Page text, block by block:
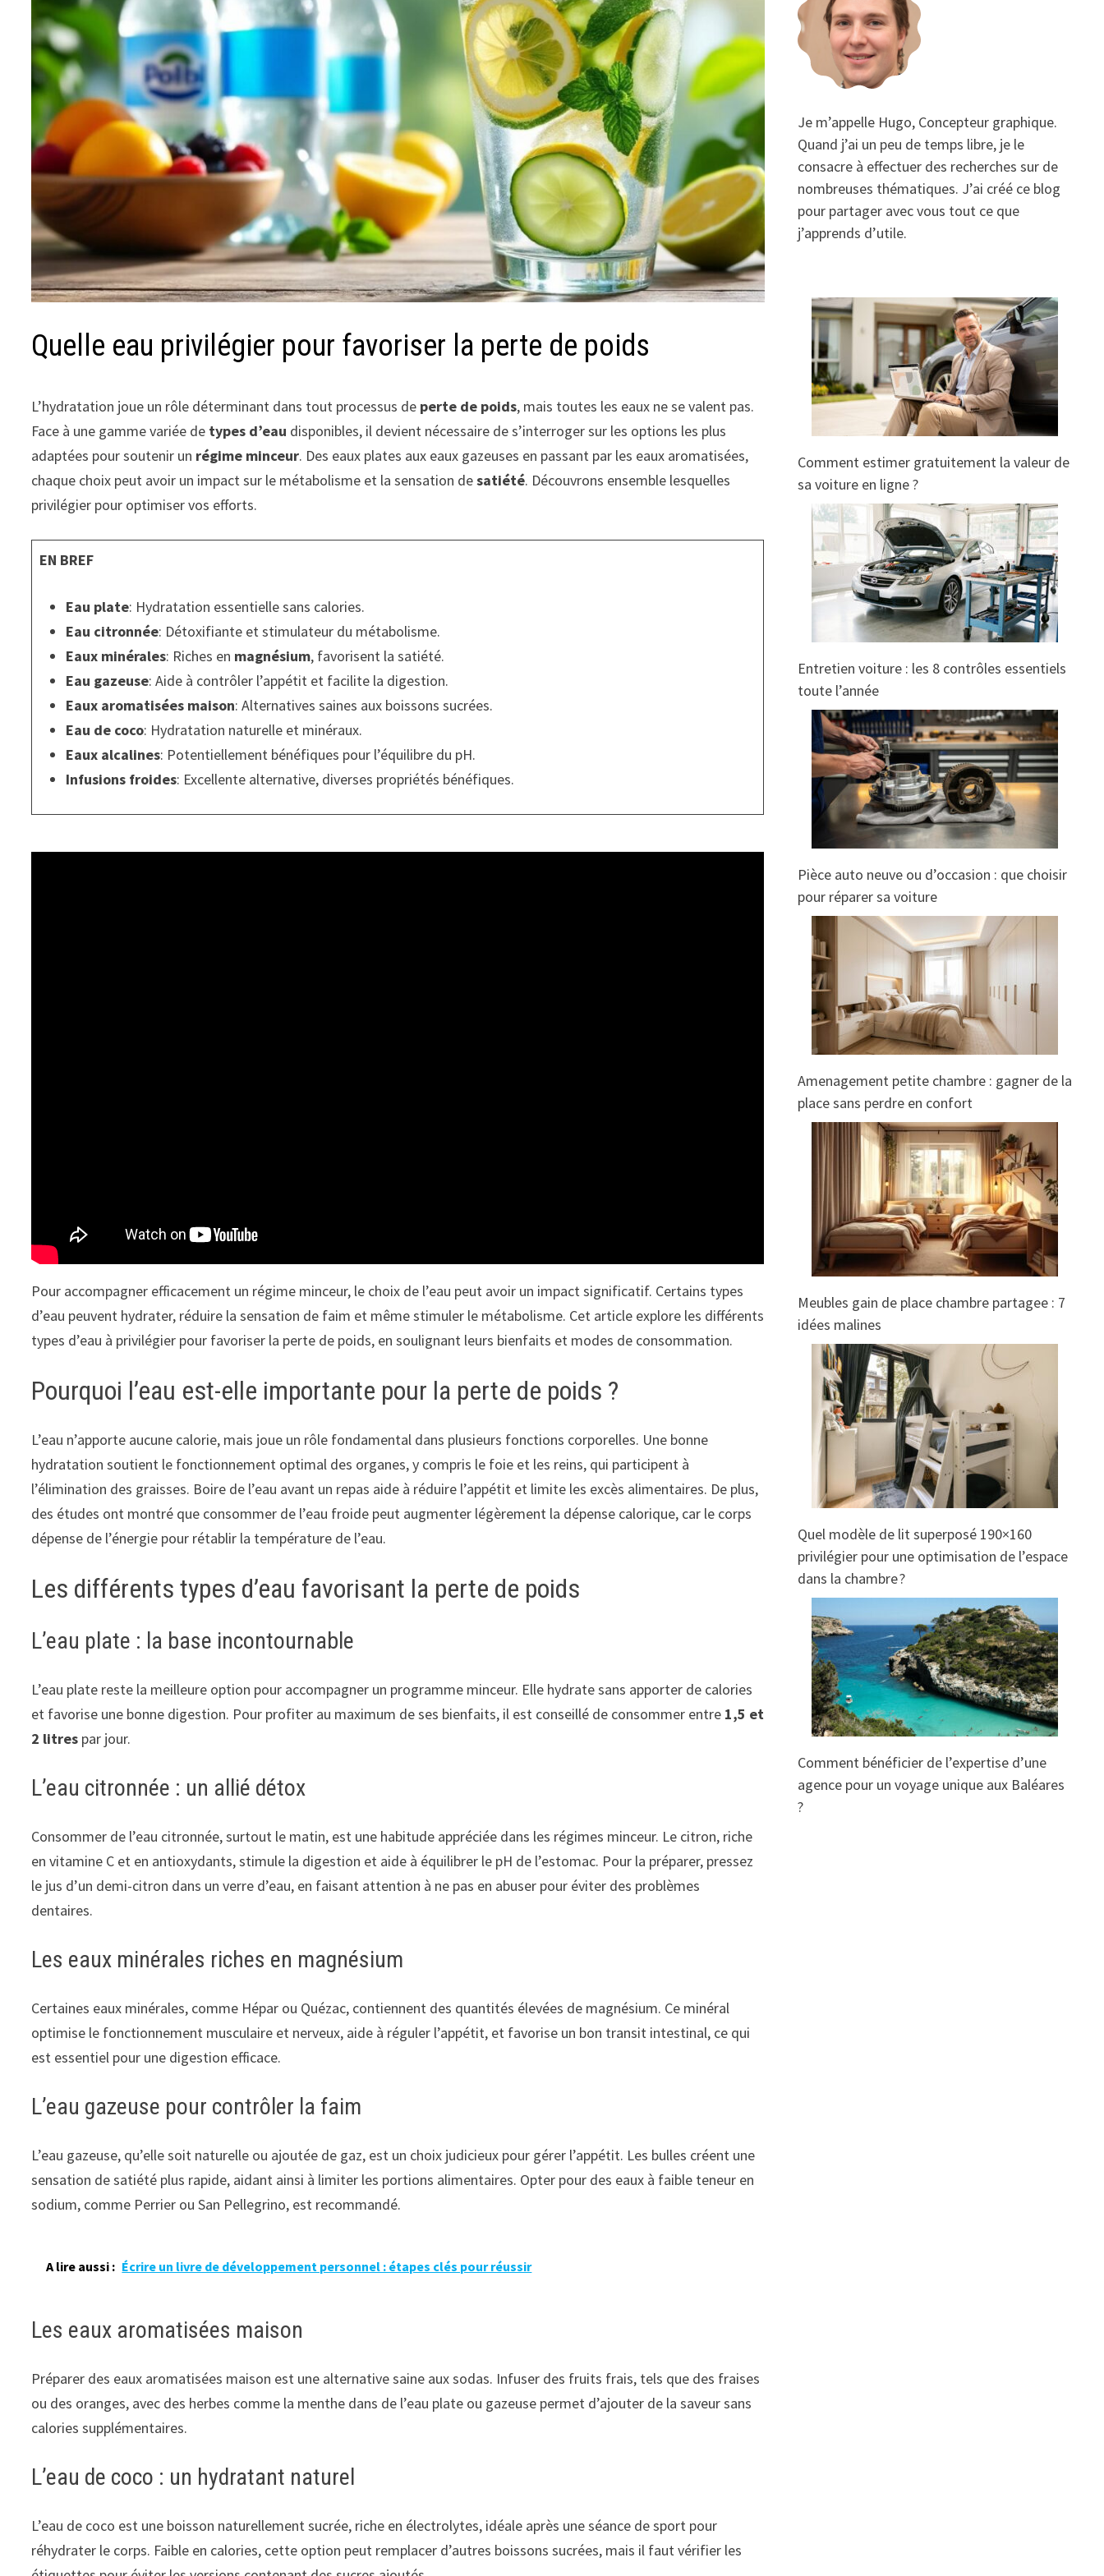
Quelle eau privilégier pour favoriser la perte de poids
L’hydratation joue un rôle déterminant dans tout processus de perte de poids, mais toutes les eaux ne se valent pas.
Face à une gamme variée de types d’eau disponibles, il devient nécessaire de s’interroger sur les options les plus
adaptées pour soutenir un régime minceur. Des eaux plates aux eaux gazeuses en passant par les eaux aromatisées,
chaque choix peut avoir un impact sur le métabolisme et la sensation desatiété. Découvrons ensemble lesquelles
privilégier pour optimiser vos efforts.
EN BREF
Eau plate: Hydratation essentielle sans calories.
Eau citronnée: Détoxifiante et stimulateur du métabolisme.
Eaux minérales: Riches en magnésium, favorisent la satiété.
Eau gazeuse: Aide à contrôler l’appétit et facilite la digestion.
Eaux aromatisées maison: Alternatives saines aux boissons sucrées.
Eau de coco: Hydratation naturelle et minéraux.
Eaux alcalines: Potentiellement bénéfiques pour l’équilibre du pH.
Infusions froides: Excellente alternative, diverses propriétés bénéfiques.
Pour accompagner efficacement un régime minceur, le choix de l’eau peut avoir un impact significatif. Certains types
d’eau peuvent hydrater, réduire la sensation de faim et même stimuler le métabolisme. Cet article explore les différents
types d’eau à privilégier pour favoriser la perte de poids, en soulignant leurs bienfaits et modes de consommation.
Pourquoi l’eau est-elle importante pour la perte de poids ?
L’eau n’apporte aucune calorie, mais joue un rôle fondamental dans plusieurs fonctions corporelles. Une bonne
hydratation soutient le fonctionnement optimal des organes, y compris le foie et les reins, qui participent à
l’élimination des graisses. Boire de l’eau avant un repas aide à réduire l’appétit et limite les excès alimentaires. De plus,
des études ont montré que consommer de l’eau froide peut augmenter légèrement la dépense calorique, car le corps
dépense de l’énergie pour rétablir la température de l’eau.
Les différents types d’eau favorisant la perte de poids
L’eau plate : la base incontournable
L’eau plate reste la meilleure option pour accompagner un programme minceur. Elle hydrate sans apporter de calories
et favorise une bonne digestion. Pour profiter au maximum de ses bienfaits, il est conseillé de consommer entre 1,5 et
2 litres par jour.
L’eau citronnée : un allié détox
Consommer de l’eau citronnée, surtout le matin, est une habitude appréciée dans les régimes minceur. Le citron, riche
en vitamine C et en antioxydants, stimule la digestion et aide à équilibrer le pH de l’estomac. Pour la préparer, pressez
le jus d’un demi-citron dans un verre d’eau, en faisant attention à ne pas en abuser pour éviter des problèmes
dentaires.
Les eaux minérales riches en magnésium
Certaines eaux minérales, comme Hépar ou Quézac, contiennent des quantités élevées de magnésium. Ce minéral
optimise le fonctionnement musculaire et nerveux, aide à réguler l’appétit, et favorise un bon transit intestinal, ce qui
est essentiel pour une digestion efficace.
L’eau gazeuse pour contrôler la faim
L’eau gazeuse, qu’elle soit naturelle ou ajoutée de gaz, est un choix judicieux pour gérer l’appétit. Les bulles créent une
sensation de satiété plus rapide, aidant ainsi à limiter les portions alimentaires. Opter pour des eaux à faible teneur en
sodium, comme Perrier ou San Pellegrino, est recommandé.
A lire aussi : Écrire un livre de développement personnel : étapes clés pour réussir
Les eaux aromatisées maison
Préparer des eaux aromatisées maison est une alternative saine aux sodas. Infuser des fruits frais, tels que des fraises
ou des oranges, avec des herbes comme la menthe dans de l’eau plate ou gazeuse permet d’ajouter de la saveur sans
calories supplémentaires.
L’eau de coco : un hydratant naturel
L’eau de coco est une boisson naturellement sucrée, riche en électrolytes, idéale après une séance de sport pour
réhydrater le corps. Faible en calories, cette option peut remplacer d’autres boissons sucrées, mais il faut vérifier les
Je m’appelle Hugo, Concepteur graphique.
Quand j’ai un peu de temps libre, je le
consacre à effectuer des recherches sur de
nombreuses thématiques. J’ai créé ce blog
pour partager avec vous tout ce que
j’apprends d’utile.
Comment estimer gratuitement la valeur de
sa voiture en ligne ?
Entretien voiture : les 8 contrôles essentiels
toute l’année
Pièce auto neuve ou d’occasion : que choisir
pour réparer sa voiture
Amenagement petite chambre : gagner de la
place sans perdre en confort
Meubles gain de place chambre partagee : 7
idées malines
Quel modèle de lit superposé 190×160
privilégier pour une optimisation de l’espace
dans la chambre ?
Comment bénéficier de l’expertise d’une
agence pour un voyage unique aux Baléares
?